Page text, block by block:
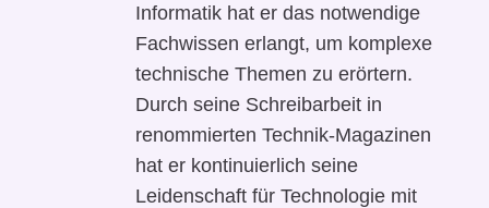
Informatik hat er das notwendige
Fachwissen erlangt, um komplexe
technische Themen zu erörtern.
Durch seine Schreibarbeit in
renommierten Technik-Magazinen
hat er kontinuierlich seine
Leidenschaft für Technologie mit